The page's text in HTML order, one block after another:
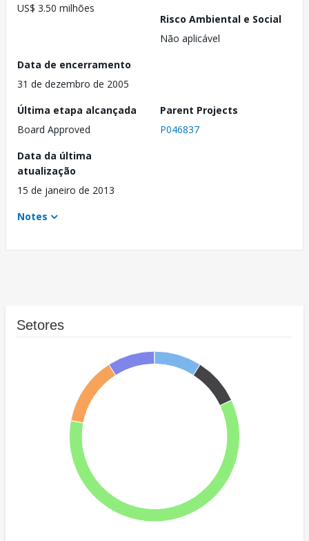
US$ 3.50 milhões
Risco Ambiental e Social
Não aplicável
Data de encerramento
31 de dezembro de 2005
Última etapa alcançada
Board Approved
Parent Projects
P046837
Data da última
atualização
15 de janeiro de 2013
Notes
Setores